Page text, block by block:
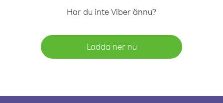
Har du inte Viber ännu?
Ladda ner nu